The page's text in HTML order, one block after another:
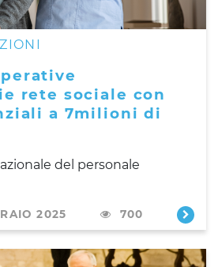
rete sociale con
a 7milioni di
del personale
2025 700